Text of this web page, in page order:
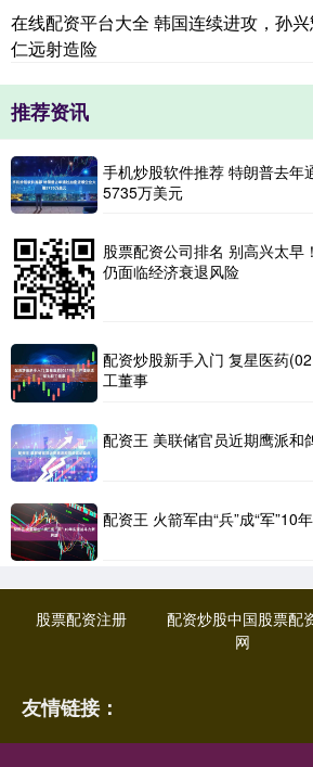
在线配资平台大全 韩国连续进攻，孙
仁远射造险
推荐资讯
手机炒股软件推荐 特朗普去年
5735万美元
股票配资公司排名 别高兴太早
仍面临经济衰退风险
配资炒股新手入门 复星医药
工董事
配资王 美联储官员近期鹰派和
配资王 火箭军由“兵”成“军”10
股票配资注册
配资炒股中国股票配
网
友情链接：